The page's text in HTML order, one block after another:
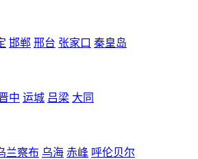
邯郸 邢台 张家口 秦皇岛
中 运城 吕梁 大同
兰察布 乌海 赤峰 呼伦贝尔